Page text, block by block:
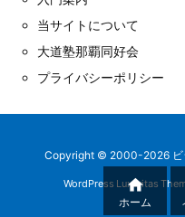
当サイトについて
大道塾那覇同好会
プライバシーポリシー
Copyright © 2000-2026
WordPress Luxeritas

ホーム